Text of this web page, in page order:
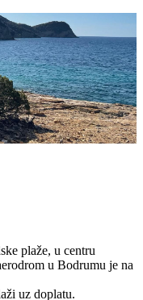
plaže, u centru
u Bodrumu je na
uz doplatu.